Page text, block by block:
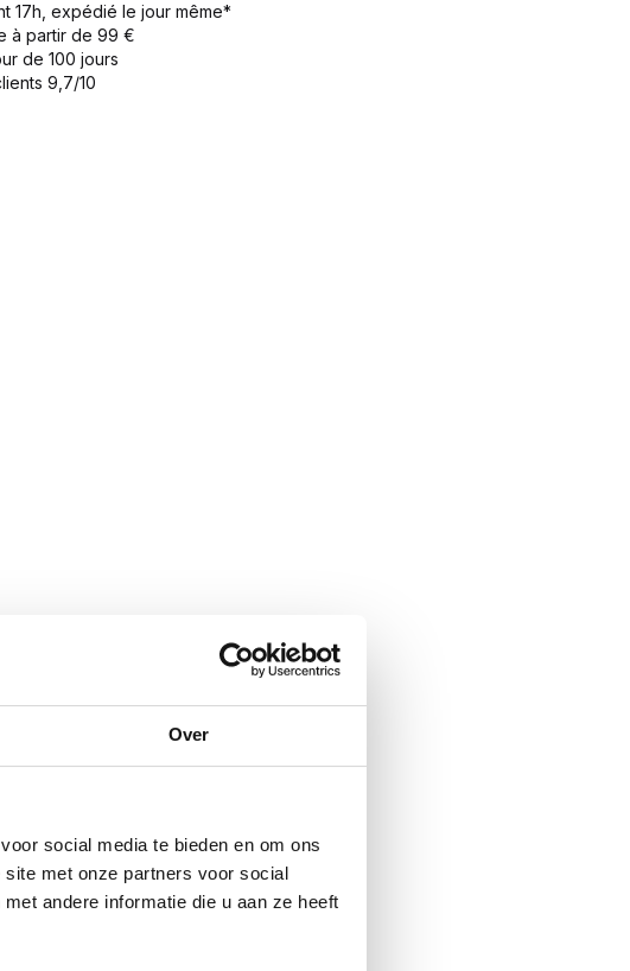
Over
social media te bieden en om ons
met onze partners voor social
andere informatie die u aan ze heeft
17h, expédié le jour même*
à partir de 99 €
de 100 jours
9,7/10